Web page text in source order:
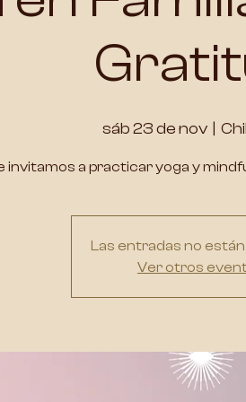
sáb 23 de nov
  |
invitamos a practicar yoga y
Las entradas no están
Ver otros